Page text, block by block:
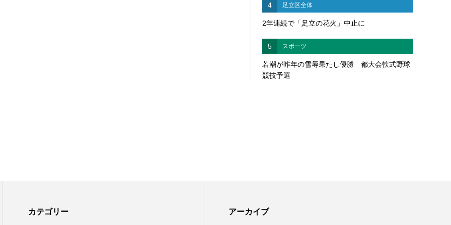
4 足立区全体
2年連続で「足立の花火」中止に
5 スポーツ
若潮が昨年の雪辱果たし優勝 都大会軟式野球
競技予選
カテゴリー アーカイブ